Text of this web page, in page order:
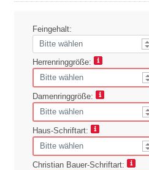
Feingehalt:
Herrenringgröße:
Damenringgröße:
Haus-Schriftart:
Christian Bauer-Schriftart: